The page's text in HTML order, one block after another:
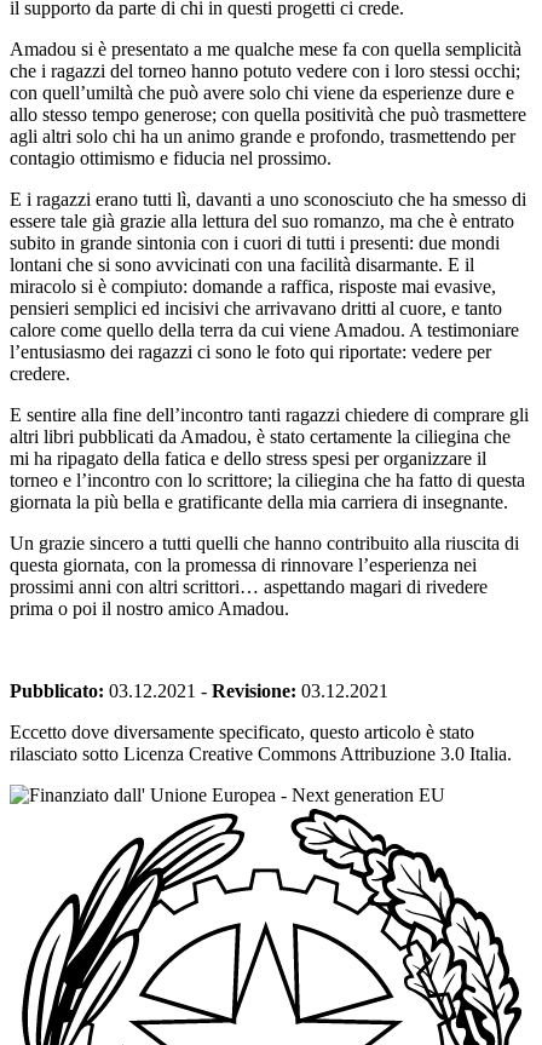
il supporto da parte di chi in questi progetti ci crede.
Amadou si è presentato a me qualche mese fa con quella semplicità
che i ragazzi del torneo hanno potuto vedere con i loro stessi occhi;
con quell’umiltà che può avere solo chi viene da esperienze dure e
allo stesso tempo generose; con quella positività che può trasmettere
agli altri solo chi ha un animo grande e profondo, trasmettendo per
contagio ottimismo e fiducia nel prossimo.
E i ragazzi erano tutti lì, davanti a uno sconosciuto che ha smesso di
essere tale già grazie alla lettura del suo romanzo, ma che è entrato
subito in grande sintonia con i cuori di tutti i presenti: due mondi
lontani che si sono avvicinati con una facilità disarmante. E il
miracolo si è compiuto: domande a raffica, risposte mai evasive,
pensieri semplici ed incisivi che arrivavano dritti al cuore, e tanto
calore come quello della terra da cui viene Amadou. A testimoniare
l’entusiasmo dei ragazzi ci sono le foto qui riportate: vedere per
credere.
E sentire alla fine dell’incontro tanti ragazzi chiedere di comprare gli
altri libri pubblicati da Amadou, è stato certamente la ciliegina che
mi ha ripagato della fatica e dello stress spesi per organizzare il
torneo e l’incontro con lo scrittore; la ciliegina che ha fatto di questa
giornata la più bella e gratificante della mia carriera di insegnante.
Un grazie sincero a tutti quelli che hanno contribuito alla riuscita di
questa giornata, con la promessa di rinnovare l’esperienza nei
prossimi anni con altri scrittori… aspettando magari di rivedere
prima o poi il nostro amico Amadou.
Pubblicato: 03.12.2021 - Revisione: 03.12.2021
Eccetto dove diversamente specificato, questo articolo è stato
rilasciato sotto Licenza Creative Commons Attribuzione 3.0 Italia.